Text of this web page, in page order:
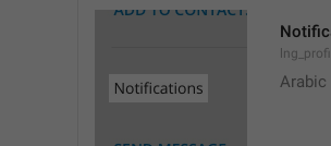
Arabic